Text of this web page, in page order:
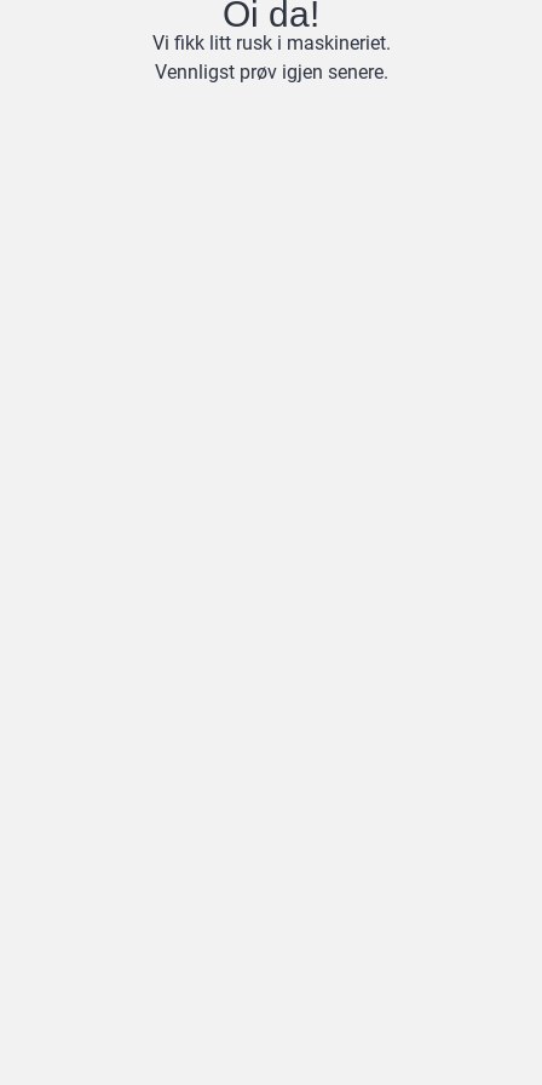
Oi da!
Vi fikk litt rusk i maskineriet.
Vennligst prøv igjen senere.